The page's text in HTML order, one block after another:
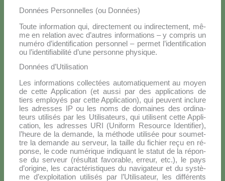
Données Personnelles (ou Données)
Tou­te in­for­ma­tion qui, di­rec­te­ment ou in­di­rec­te­ment, mê­
me en re­la­tion avec d’au­tres in­for­ma­tions – y com­pris un
nu­mé­ro d’i­den­ti­fi­ca­tion per­son­nel – per­met l’i­den­ti­fi­ca­tion
ou l’i­den­ti­fia­bi­li­té d’u­ne per­son­ne phy­si­que.
Données d’Utilisation
Les in­for­ma­tions col­lec­tées au­to­ma­ti­que­ment au moyen
de cet­te Ap­pli­ca­tion (et aus­si par des ap­pli­ca­tions de
tiers em­ployés par cet­te Ap­pli­ca­tion), qui peu­vent in­clu­re
les adres­ses IP ou les noms de do­mai­nes des or­di­na­
teurs uti­li­sés par les Uti­li­sa­teurs, qui uti­li­sent cet­te Ap­pli­
ca­tion, les adres­ses URI (Uni­form Re­sour­ce Iden­ti­fier),
l’heure de la de­man­de, la mé­tho­de uti­li­sée pour sou­met­
tre la de­man­de au ser­veur, la tail­le du fi­chier reçu en ré­
pon­se, le co­de nu­mé­ri­que in­di­quant le sta­tut de la ré­pon­
se du ser­veur (ré­sul­tat fa­vo­ra­ble, er­reur, etc.), le pays
d’origine, les ca­rac­té­ri­sti­ques du na­vi­ga­teur et du sy­stè­
me d’exploitation uti­li­sés par l’Utilisateur, les dif­fé­ren­ts